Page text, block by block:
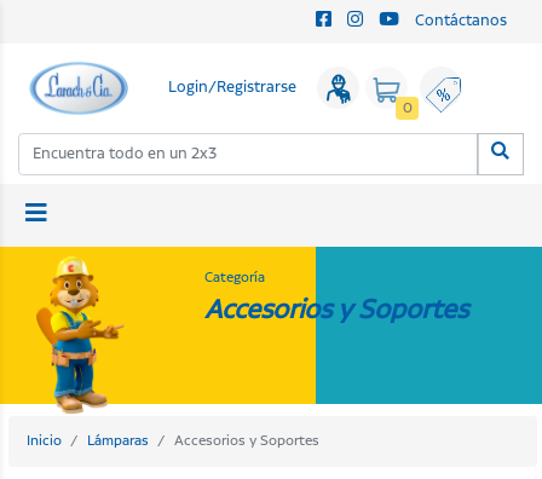
Contáctanos
Login/Registrarse
0
Categoría
Accesorios y Soportes
Inicio Lámparas Accesorios y Soportes